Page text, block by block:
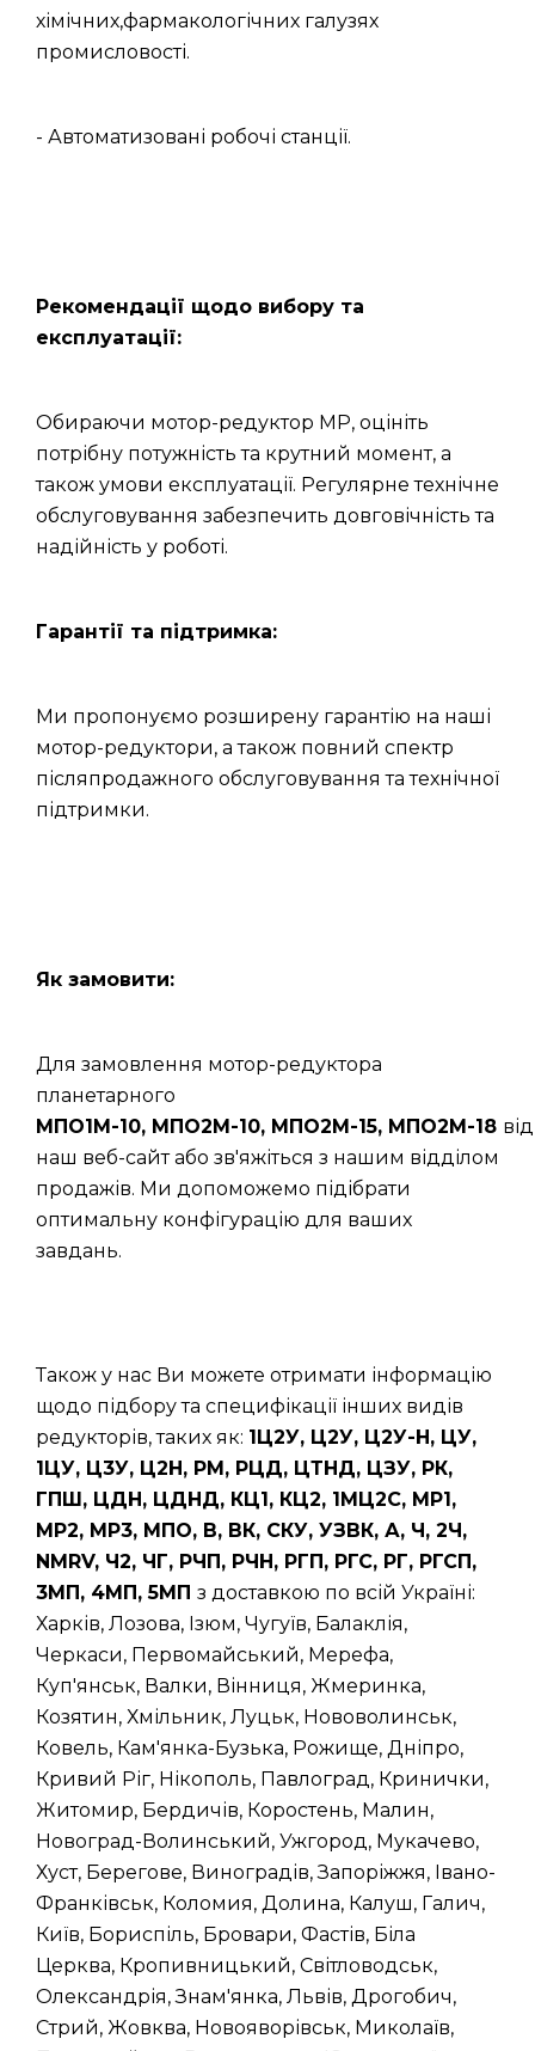
хімічних,фармакологічних галузях
промисловості.
- Автоматизовані робочі станції.
Рекомендації щодо вибору та
експлуатації:
Обираючи мотор-редуктор МР, оцініть
потрібну потужність та крутний момент, а
також умови експлуатації. Регулярне технічне
обслуговування забезпечить довговічність та
надійність у роботі.
Гарантії та підтримка:
Ми пропонуємо розширену гарантію на наші
мотор-редуктори, а також повний спектр
післяпродажного обслуговування та технічної
підтримки.
Як замовити:
Для замовлення мотор-редуктора
планетарного
МПО1М-10, МПО2М-10, МПО2М-15, МПО2М-18
наш веб-сайт або зв'яжіться з нашим відділом
продажів. Ми допоможемо підібрати
оптимальну конфігурацію для ваших
завдань.
Також у нас Ви можете отримати інформацію
щодо підбору та специфікації інших видів
редукторів, таких як: 1Ц2У, Ц2У, Ц2У-Н, ЦУ,
1ЦУ, Ц3У, Ц2Н, РМ, РЦД, ЦТНД, ЦЗУ, РК,
ГПШ, ЦДН, ЦДНД, КЦ1, КЦ2, 1МЦ2С, МР1,
МР2, МР3, МПО, В, ВК, СКУ, УЗВК, А, Ч, 2Ч,
NMRV, Ч2, ЧГ, РЧП, РЧН, РГП, РГС, РГ, РГСП,
3МП, 4МП, 5МП з доставкою по всій Україні:
Харків, Лозова, Ізюм, Чугуїв, Балаклія,
Черкаси, Первомайський, Мерефа,
Куп'янськ, Валки, Вінниця, Жмеринка,
Козятин, Хмільник, Луцьк, Нововолинськ,
Ковель, Кам'янка-Бузька, Рожище, Дніпро,
Кривий Ріг, Нікополь, Павлоград, Кринички,
Житомир, Бердичів, Коростень, Малин,
Новоград-Волинський, Ужгород, Мукачево,
Хуст, Берегове, Виноградів, Запоріжжя, Івано-
Франківськ, Коломия, Долина, Калуш, Галич,
Київ, Бориспіль, Бровари, Фастів, Біла
Церква, Кропивницький, Світловодськ,
Олександрія, Знам'янка, Львів, Дрогобич,
Стрий, Жовква, Новояворівськ, Миколаїв,